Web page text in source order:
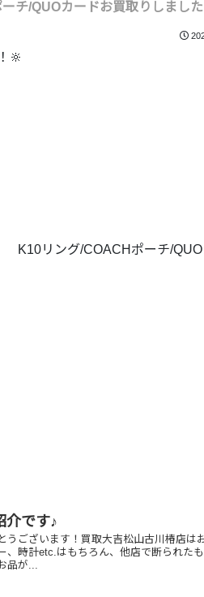
チ/QUOカードお買取りしました
🔆
K10リング/COACHポーチ/
介です♪
うございます！買取大吉松山古川椿店は
、時計etc.はもちろん、他店で断られた
品が...